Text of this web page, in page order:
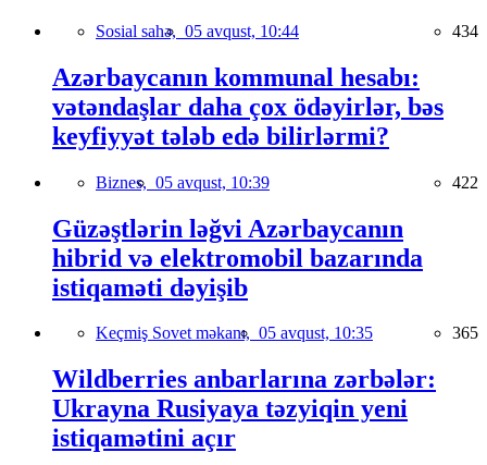
Sosial sahə, 05 avqust, 10:44 434
Azərbaycanın kommunal hesabı:
vətəndaşlar daha çox ödəyirlər, bəs
keyfiyyət tələb edə bilirlərmi?
Biznes, 05 avqust, 10:39 422
Güzəştlərin ləğvi Azərbaycanın
hibrid və elektromobil bazarında
istiqaməti dəyişib
Keçmiş Sovet məkanı, 05 avqust, 10:35 365
Wildberries anbarlarına zərbələr:
Ukrayna Rusiyaya təzyiqin yeni
istiqamətini açır